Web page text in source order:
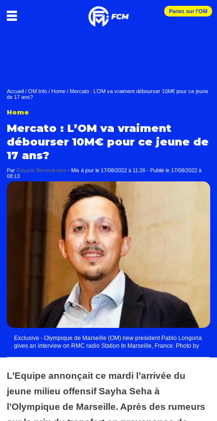
Pariez sur l'OM
Accueil / OM Info / Home / Mercato : L’OM va vraiment débourser 10M€ pour ce jeune
de 17 ans?
Home
Mercato : L’OM va vraiment
débourser 10M€ pour ce jeune de
17 ans?
Par Rayane Benmokrane - Mis à jour le 17/08/2022 à 11:26 - Publié le 17/08/2022 à
08:13
Exclusive - Olympique de Marseille (OM) new president Pablo Longoria
gives an interview on RMC radio Station In Marseille, France. Photo by
L’Equipe annonçait ce mardi l’arrivée du
jeune milieu offensif Sayha Seha à
l’Olympique de Marseille. Après des rumeurs